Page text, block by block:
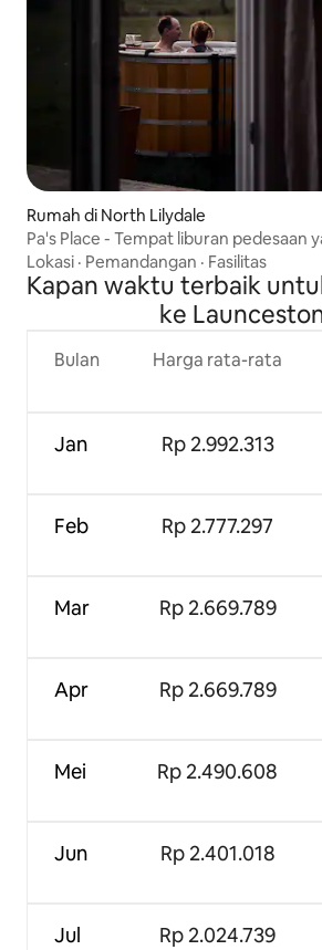
Rumah di North Lilydale
Pa's Place - Tempat liburan pedesaan
bak mandi air panas
Lokasi · Pemandangan · Fasilitas
Kapan waktu terbaik
ke
Bulan
Jan
Feb
Mar
Apr
Mei
Jun
Jul
Harga rata-rata
Rp 2.992.313
Rp 2.777.297
Rp 2.669.789
Rp 2.669.789
Rp 2.490.608
Rp 2.401.018
Rp 2.024.739